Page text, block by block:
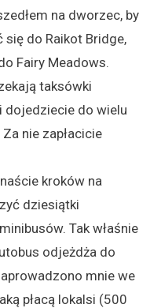
na dworzec, by
do Raikot Bridge,
Fairy Meadows.
taksówki
dojedziecie do wielu
nie zapłacicie
kroków na
dziesiątki
Tak właśnie
odjeżdża do
mnie we
płacą lokalsi (500